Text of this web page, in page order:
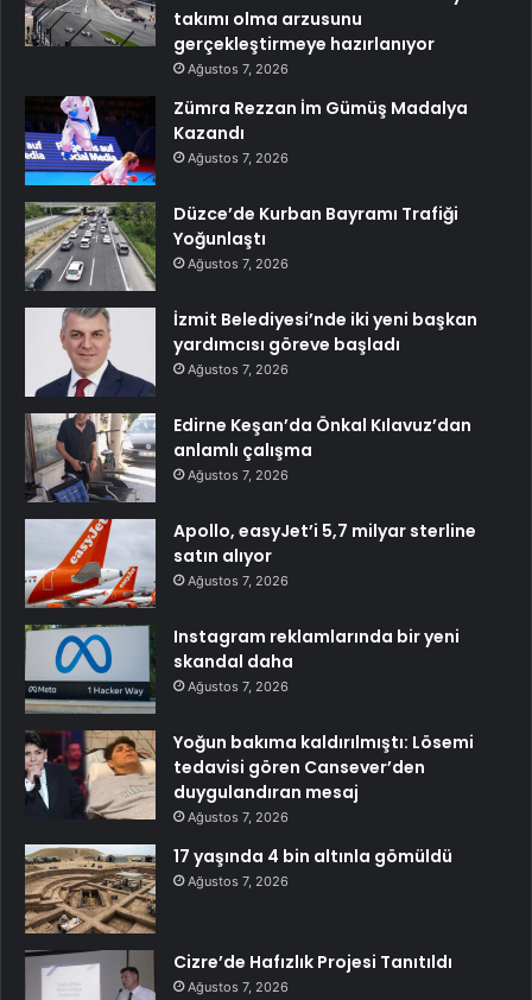
takımı olma arzusunu
gerçekleştirmeye hazırlanıyor
Ağustos 7, 2026
Zümra Rezzan İm Gümüş Madalya
Kazandı
Ağustos 7, 2026
Düzce’de Kurban Bayramı Trafiği
Yoğunlaştı
Ağustos 7, 2026
İzmit Belediyesi’nde iki yeni başkan
yardımcısı göreve başladı
Ağustos 7, 2026
Edirne Keşan’da Önkal Kılavuz’dan
anlamlı çalışma
Ağustos 7, 2026
Apollo, easyJet’i 5,7 milyar sterline
satın alıyor
Ağustos 7, 2026
Instagram reklamlarında bir yeni
skandal daha
Ağustos 7, 2026
Yoğun bakıma kaldırılmıştı: Lösemi
tedavisi gören Cansever’den
duygulandıran mesaj
Ağustos 7, 2026
17 yaşında 4 bin altınla gömüldü
Ağustos 7, 2026
Cizre’de Hafızlık Projesi Tanıtıldı
Ağustos 7, 2026